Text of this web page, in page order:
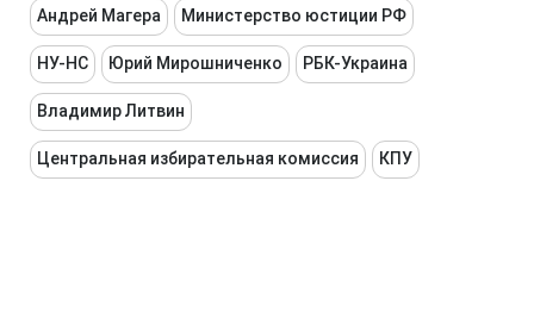
Андрей Магера Министерство юстиции РФ
НУ-НС Юрий Мирошниченко РБК-Украина
Владимир Литвин
Центральная избирательная комиссия КПУ